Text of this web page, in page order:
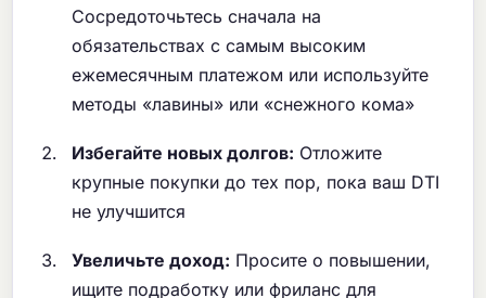
Сосредоточьтесь сначала на
обязательствах с самым высоким
ежемесячным платежом или используйте
методы «лавины» или «снежного кома»
Избегайте новых долгов: Отложите
крупные покупки до тех пор, пока ваш DTI
не улучшится
Увеличьте доход: Просите о повышении,
ищите подработку или фриланс для